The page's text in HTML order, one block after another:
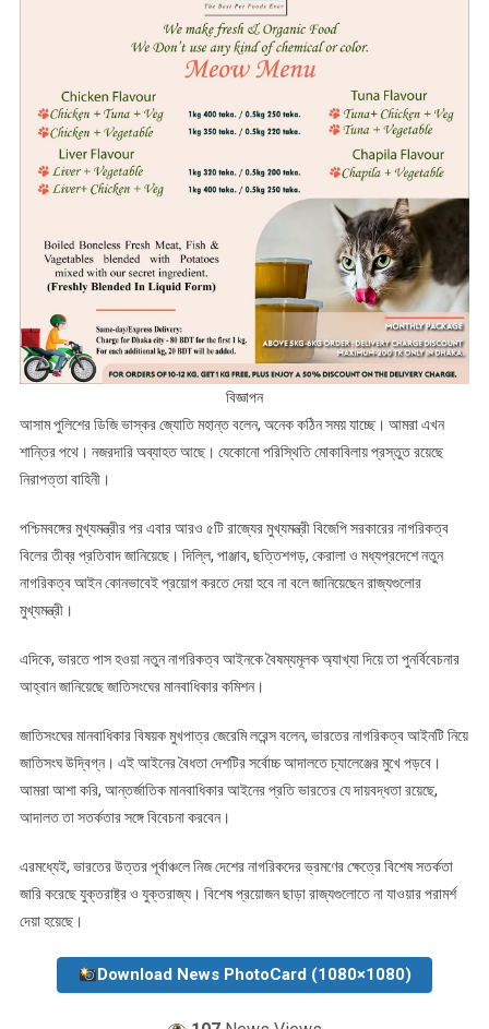
বিজ্ঞাপন
আসাম পুলিশের ডিজি ভাস্কর জ্যোতি মহান্ত বলেন, অনেক কঠিন সময় যাচ্ছে। আমরা এখন
শান্তির পথে। নজরদারি অব্যাহত আছে। যেকোনো পরিস্থিতি মোকাবিলায় প্রস্তুত রয়েছে
নিরাপত্তা বাহিনী।
পশ্চিমবঙ্গের মুখ্যমন্ত্রীর পর এবার আরও ৫টি রাজ্যের মুখ্যমন্ত্রী বিজেপি সরকারের নাগরিকত্ব
বিলের তীব্র প্রতিবাদ জানিয়েছে। দিল্লি, পাঞ্জাব, ছত্তিশগড়, কেরালা ও মধ্যপ্রদেশে নতুন
নাগরিকত্ব আইন কোনভাবেই প্রয়োগ করতে দেয়া হবে না বলে জানিয়েছেন রাজ্যগুলোর
মুখ্যমন্ত্রী।
এদিকে, ভারতে পাস হওয়া নতুন নাগরিকত্ব আইনকে বৈষম্যমূলক অ্যাখ্যা দিয়ে তা পুনর্বিবেচনার
আহ্বান জানিয়েছে জাতিসংঘের মানবাধিকার কমিশন।
জাতিসংঘের মানবাধিকার বিষয়ক মুখপাত্র জেরেমি লরেন্স বলেন, ভারতের নাগরিকত্ব আইনটি নিয়ে
জাতিসংঘ উদ্বিগ্ন। এই আইনের বৈধতা দেশটির সর্বোচ্চ আদালতে চ্যালেঞ্জের মুখে পড়বে।
আমরা আশা করি, আন্তর্জাতিক মানবাধিকার আইনের প্রতি ভারতের যে দায়বদ্ধতা রয়েছে,
আদালত তা সতর্কতার সঙ্গে বিবেচনা করবেন।
এরমধ্যেই, ভারতের উত্তর পূর্বাঞ্চলে নিজ দেশের নাগরিকদের ভ্রমণের ক্ষেত্রে বিশেষ সতর্কতা
জারি করেছে যুক্তরাষ্ট্র ও যুক্তরাজ্য। বিশেষ প্রয়োজন ছাড়া রাজ্যগুলোতে না যাওয়ার পরামর্শ
দেয়া হয়েছে।
Download News PhotoCard (1080×1080)